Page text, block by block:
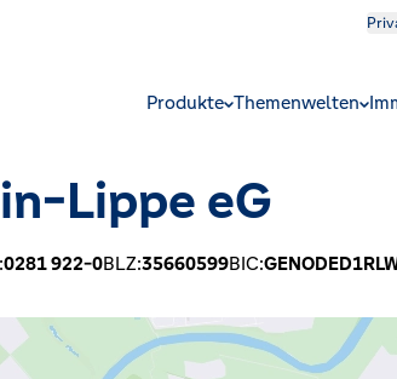
Produkte Themenwelten
Lippe eG
0281 922-0BLZ:35660599BIC: